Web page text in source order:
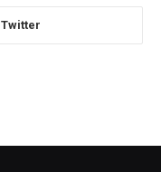
Twitter